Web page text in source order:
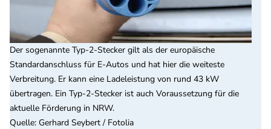
Der sogenannte Typ-2-Stecker gilt als der europäische
Standardanschluss für E-Autos und hat hier die weiteste
Verbreitung. Er kann eine Ladeleistung von rund 43 kW
übertragen. Ein Typ-2-Stecker ist auch Voraussetzung für die
aktuelle Förderung in NRW.
Quelle: Gerhard Seybert / Fotolia